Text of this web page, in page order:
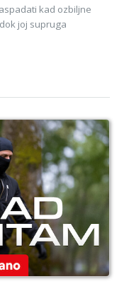
kad ozbiljne
joj supruga